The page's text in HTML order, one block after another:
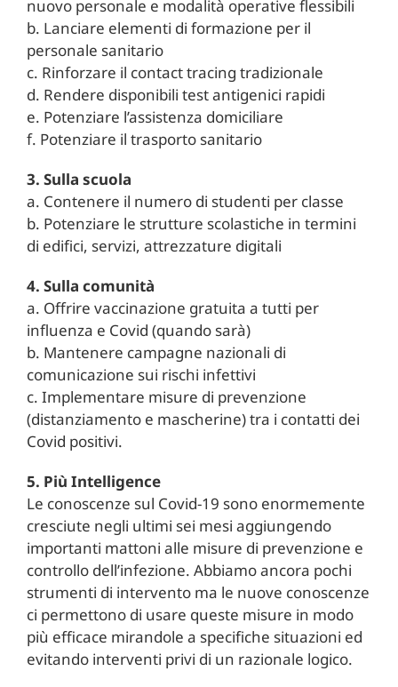
nuovo personale e modalità operative flessibili
b. Lanciare elementi di formazione per il
personale sanitario
c. Rinforzare il contact tracing tradizionale
d. Rendere disponibili test antigenici rapidi
e. Potenziare l’assistenza domiciliare
f. Potenziare il trasporto sanitario
3. Sulla scuola
a. Contenere il numero di studenti per classe
b. Potenziare le strutture scolastiche in termini
di edifici, servizi, attrezzature digitali
4. Sulla comunità
a. Offrire vaccinazione gratuita a tutti per
influenza e Covid (quando sarà)
b. Mantenere campagne nazionali di
comunicazione sui rischi infettivi
c. Implementare misure di prevenzione
(distanziamento e mascherine) tra i contatti dei
Covid positivi.
5. Più Intelligence
Le conoscenze sul Covid-19 sono enormemente
cresciute negli ultimi sei mesi aggiungendo
importanti mattoni alle misure di prevenzione e
controllo dell’infezione. Abbiamo ancora pochi
strumenti di intervento ma le nuove conoscenze
ci permettono di usare queste misure in modo
più efficace mirandole a specifiche situazioni ed
evitando interventi privi di un razionale logico.